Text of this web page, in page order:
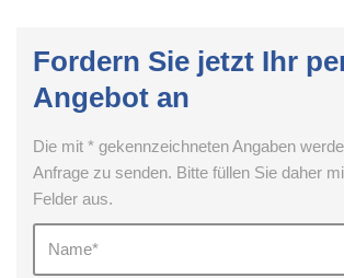
Fordern Sie jetzt Ihr
Angebot an
Die mit * gekennzeichneten Angaben
Anfrage zu senden. Bitte füllen Sie daher
Felder aus.